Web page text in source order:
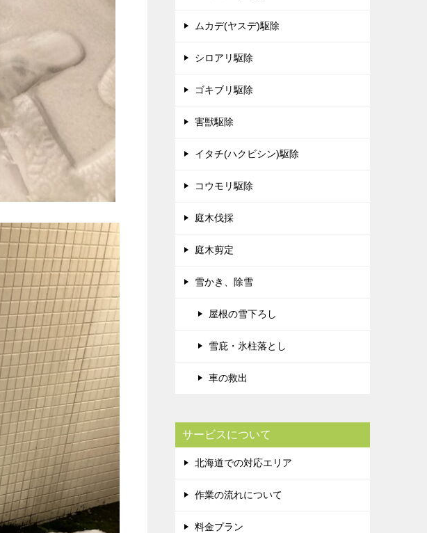
ムカデ(ヤスデ)駆除
シロアリ駆除
ゴキブリ駆除
害獣駆除
イタチ(ハクビシン)駆除
コウモリ駆除
庭木伐採
庭木剪定
雪かき、除雪
屋根の雪下ろし
雪庇・氷柱落とし
車の救出
サービスについて
北海道での対応エリア
作業の流れについて
料金プラン